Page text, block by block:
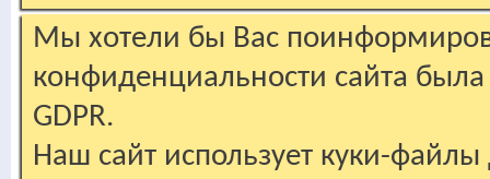
Мы хотели бы Вас
конфиденциальности сайта
GDPR.
Наш сайт использует куки-файлы